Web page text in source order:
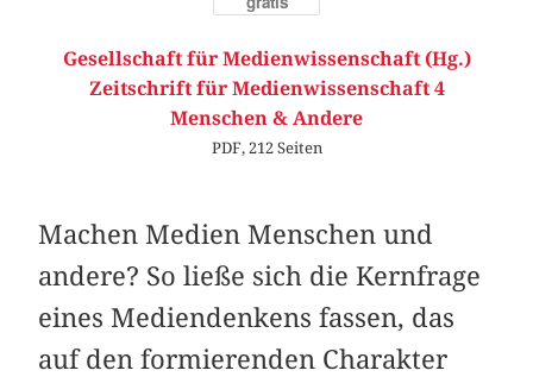
Gesellschaft für Medienwissenschaft (Hg.)
Zeitschrift für Medienwissenschaft 4
Menschen & Andere
PDF, 212 Seiten
Machen Medien Menschen und
andere? So ließe sich die Kernfrage
eines Mediendenkens fassen, das
auf den formierenden Charakter